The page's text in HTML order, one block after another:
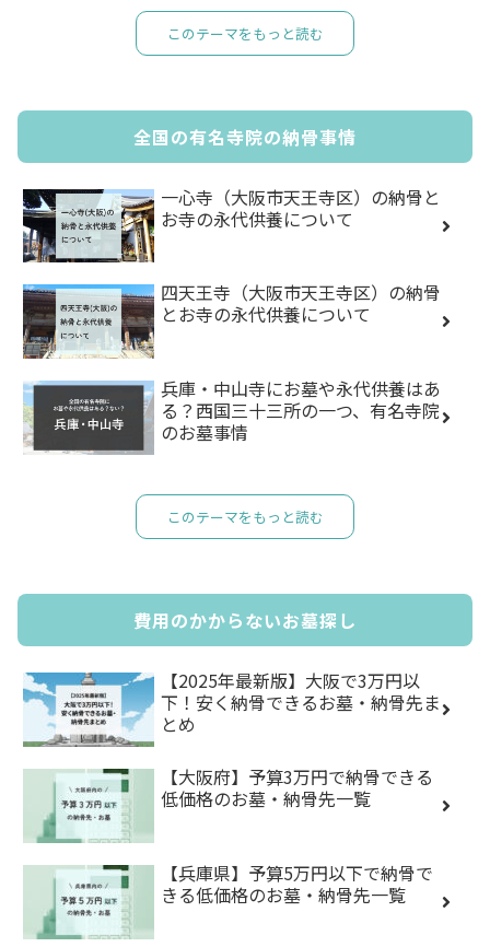
このテーマをもっと読む
全国の有名寺院の納骨事情
一心寺（大阪市天王寺区）の納骨と
お寺の永代供養について
四天王寺（大阪市天王寺区）の納骨
とお寺の永代供養について
兵庫・中山寺にお墓や永代供養はあ
る？西国三十三所の一つ、有名寺院
のお墓事情
このテーマをもっと読む
費用のかからないお墓探し
【2025年最新版】大阪で3万円以
下！安く納骨できるお墓・納骨先ま
とめ
【大阪府】予算3万円で納骨できる
低価格のお墓・納骨先一覧
【兵庫県】予算5万円以下で納骨で
きる低価格のお墓・納骨先一覧